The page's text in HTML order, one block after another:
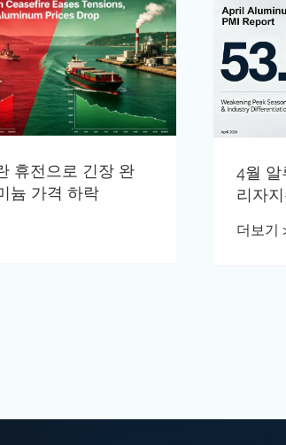
휴전으로 긴장 완
늄 가격 하락
4월 알
리자지
더보기